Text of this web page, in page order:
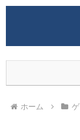
ホーム